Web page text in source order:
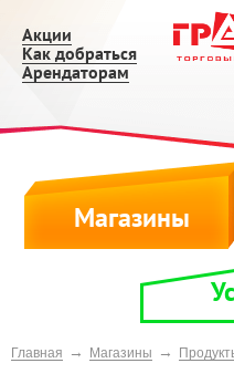
Акции
Как добраться
Арендаторам
Магазины
Главная → Магазины →